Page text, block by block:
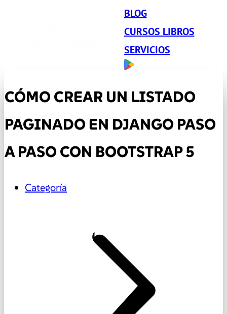
BLOG
CURSOS LIBROS
SERVICIOS
CÓMO CREAR UN LISTADO
PAGINADO EN DJANGO PASO
A PASO CON BOOTSTRAP 5
Categoría